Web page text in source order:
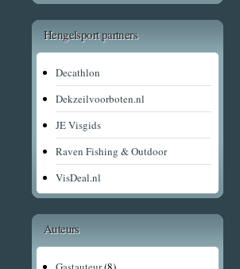
Hengelsport partners
Decathlon
Dekzeilvoorboten.nl
JE Visgids
Raven Fishing & Outdoor
VisDeal.nl
Auteurs